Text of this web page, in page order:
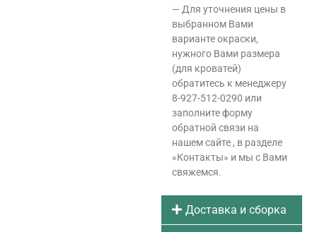
— Для уточнения цены в
выбранном Вами
варианте окраски,
нужного Вами размера
(для кроватей)
обратитесь к менеджеру
8-927-512-0290 или
заполните форму
обратной связи на
нашем сайте , в разделе
«Контакты» и мы с Вами
свяжемся.
Доставка и сборка